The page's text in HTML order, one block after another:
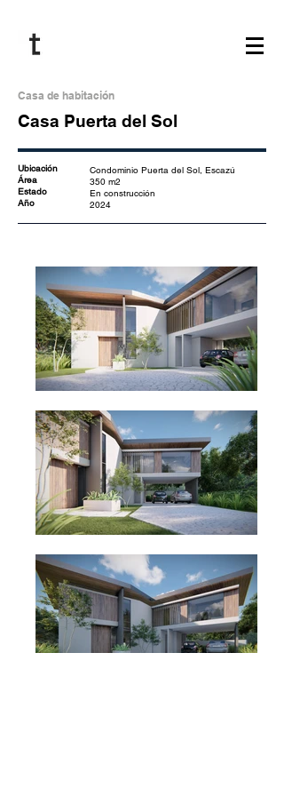
Casa de habitación
Casa Puerta del Sol
Ubicación
Área
Estado
Año
Condominio Puerta del Sol, Escazú
350 m2
En construcción
2024